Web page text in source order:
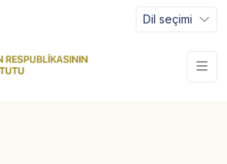
Dil seçimi